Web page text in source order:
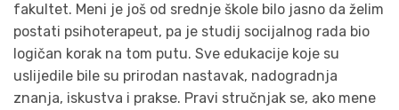
fakultet. Meni je još od srednje škole bilo jasno da želim
postati psihoterapeut, pa je studij socijalnog rada bio
logičan korak na tom putu. Sve edukacije koje su
uslijedile bile su prirodan nastavak, nadogradnja
znanja, iskustva i prakse. Pravi stručnjak se, ako mene